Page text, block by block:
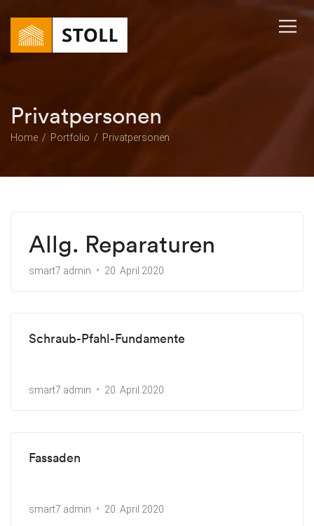
Privatpersonen
Home Portfolio Privatpersonen
Allg. Reparaturen
smart7.admin 20. April 2020
Schraub-Pfahl-Fundamente
smart7.admin 20. April 2020
Fassaden
smart7.admin 20. April 2020